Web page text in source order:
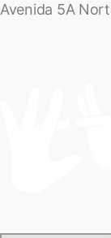
Avenida 5A